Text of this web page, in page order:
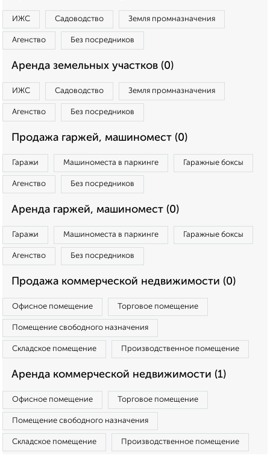
ИЖС Садоводство Земля промназначения
Агенство Без посредников
Аренда земельных участков (0)
ИЖС Садоводство Земля промназначения
Агенство Без посредников
Продажа гаржей, машиномест (0)
Гаражи Машиноместа в паркинге Гаражные боксы
Агенство Без посредников
Аренда гаржей, машиномест (0)
Гаражи Машиноместа в паркинге Гаражные боксы
Агенство Без посредников
Продажа коммерческой недвижимости (0)
Офисное помещение Торговое помещение
Помещение свободного назначения
Складское помещение Производственное помещение
Аренда коммерческой недвижимости (1)
Офисное помещение Торговое помещение
Помещение свободного назначения
Складское помещение Производственное помещение